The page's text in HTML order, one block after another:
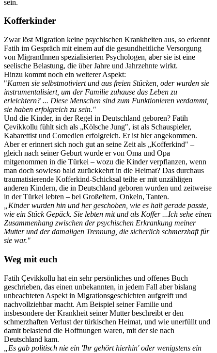
sein.
Kofferkinder
Zwar löst Migration keine psychischen Krankheiten aus, so erkennt
Fatih im Gespräch mit einem auf die gesundheitliche Versorgung
von MigrantInnen spezialisierten Psychologen, aber sie ist eine
seelische Belastung, die über Jahre und Jahrzehnte wirkt.
Hinzu kommt noch ein weiterer Aspekt:
"Kamen sie selbstmotiviert und aus freien Stücken, oder wurden sie
instrumentalisiert, um der Familie zuhause das Leben zu
erleichtern? ... Diese Menschen sind zum Funktionieren verdammt,
sie haben erfolgreich zu sein."
Und die Kinder, in der Regel in Deutschland geboren? Fatih
Çevikkollu fühlt sich als „Kölsche Jung", ist als Schauspieler,
Kabarettist und Comedien erfolgreich. Er ist hier angekommen.
Aber er erinnert sich noch gut an seine Zeit als „Kofferkind" –
gleich nach seiner Geburt wurde er von Oma und Opa
mitgenommen in die Türkei – wozu die Kinder verpflanzen, wenn
man doch sowieso bald zurückkehrt in die Heimat? Das durchaus
traumatisierende Kofferkind-Schicksal teilte er mit unzähligen
anderen Kindern, die in Deutschland geboren wurden und zeitweise
in der Türkei lebten – bei Großeltern, Onkeln, Tanten.
„Kinder wurden hin und her geschoben, wie es halt gerade passte,
wie ein Stück Gepäck. Sie lebten mit und als Koffer ...Ich sehe einen
Zusammenhang zwischen der psychischen Erkrankung meiner
Mutter und der damaligen Trennung, die sicherlich schmerzhaft für
sie war."
Weg mit euch
Fatih Çevikkollu hat ein sehr persönliches und offenes Buch
geschrieben, das einen unbekannten, in jedem Fall aber bislang
unbeachteten Aspekt in Migrationsgeschichten aufgreift und
nachvollziehbar macht. Am Beispiel seiner Familie und
insbesondere der Krankheit seiner Mutter beschreibt er den
schmerzhaften Verlust der türkischen Heimat, und wie unerfüllt und
damit belastend die Hoffnungen waren, mit der sie nach
Deutschland kam.
„Es gab politisch nie ein 'Ihr gehört hierhin' oder wenigstens ein